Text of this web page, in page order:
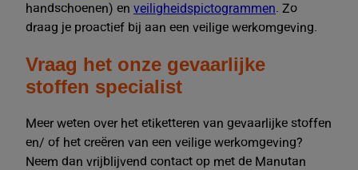
handschoenen) en veiligheidspictogrammen. Zo
draag je proactief bij aan een veilige werkomgeving.
Vraag het onze gevaarlijke
stoffen specialist
Meer weten over het etiketteren van gevaarlijke stoffen
en/ of het creëren van een veilige werkomgeving?
Neem dan vrijblijvend contact op met de Manutan